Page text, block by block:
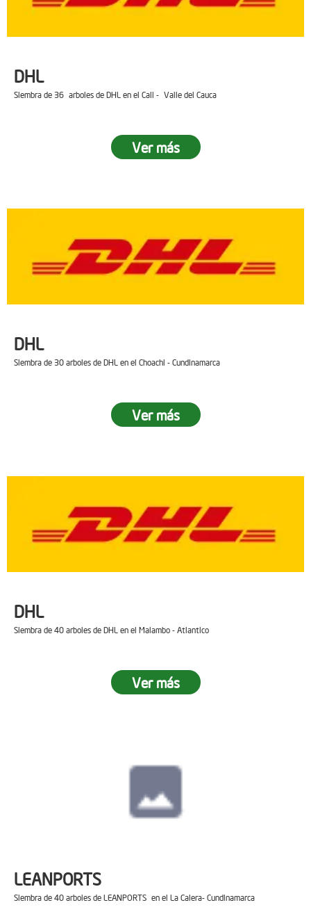
DHL
Siembra de 36 arboles de DHL en el Cali - Valle del Cauca
Ver más
DHL
Siembra de 30 arboles de DHL en el Choachi - Cundinamarca
Ver más
DHL
Siembra de 40 arboles de DHL en el Malambo - Atlantico
Ver más
LEANPORTS
Siembra de 40 arboles de LEANPORTS en el La Calera- Cundinamarca